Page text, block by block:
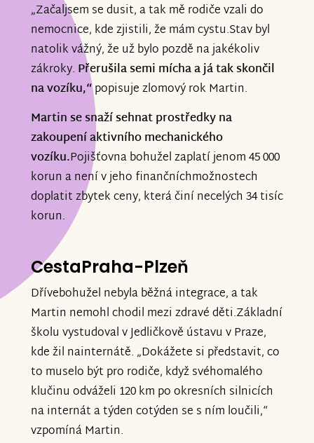
„Začaljsem se dusit, a tak mě rodiče vzali do
nemocnice, kde zjistili, že mám cystu.Stav byl
natolik vážný, že už bylo pozdě na jakékoliv
zákroky. Přerušila semi mícha a já tak skončil
na vozíku,“popisuje zlomový rok Martin.
Martin se snaží sehnat prostředky na
zakoupení aktivního mechanického
vozíku.Pojišťovna bohužel zaplatí jenom 45 000
korun a není v jeho finančníchmožnostech
doplatit zbytek ceny, která činí necelých 34 tisíc
korun.
CestaPraha-Plzeň
Dřívebohužel nebyla běžná integrace, a tak
Martin nemohl chodil mezi zdravé děti.Základní
školu vystudoval v Jedličkově ústavu v Praze,
kde žil nainternátě. „Dokážete si představit, co
to muselo být pro rodiče, když svéhomalého
klučinu odváželi 120 km po okresních silnicích
na internát a týden cotýden se s ním loučili,“
vzpomíná Martin.